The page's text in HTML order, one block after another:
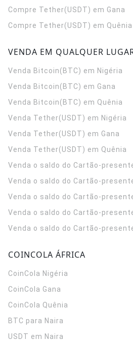
Compre Tether(USDT) em Gana
Compre Tether(USDT) em Quênia
VENDA EM QUALQUER
Venda Bitcoin(BTC) em Nigéria
Venda Bitcoin(BTC) em Gana
Venda Bitcoin(BTC) em Quênia
Venda Tether(USDT) em Nigéria
Venda Tether(USDT) em Gana
Venda Tether(USDT) em Quênia
Venda o saldo do Cartão-
Venda o saldo do Cartão-
Venda o saldo do Cartão-
Venda o saldo do Cartão-
Venda o saldo do Cartão-
COINCOLA ÁFRICA
CoinCola Nigéria
CoinCola Gana
CoinCola Quênia
BTC para Naira
USDT em Naira